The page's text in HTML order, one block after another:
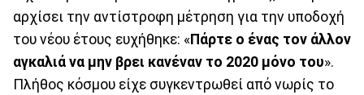
αρχίσει την αντίστροφη μέτρηση για την υποδοχή
του νέου έτους ευχήθηκε: «Πάρτε ο ένας τον άλλον
αγκαλιά να μην βρει κανέναν το 2020 μόνο του».
Πλήθος κόσμου είχε συγκεντρωθεί από νωρίς το